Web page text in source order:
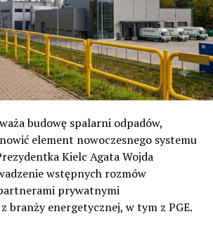
budowę spalarni odpadów,
element nowoczesnego systemu
Kielc Agata Wojda
wstępnych rozmów
prywatnymi
branży energetycznej, w tym z PGE.